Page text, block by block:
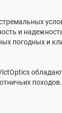
и
погодных и